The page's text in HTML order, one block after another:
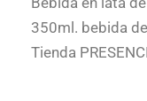
350ml. bebida
Tienda